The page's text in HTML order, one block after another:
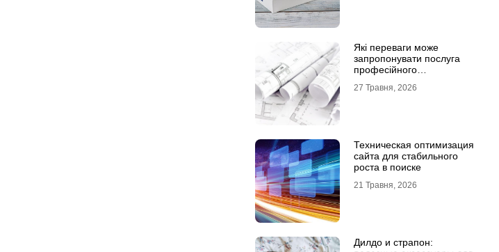
Які переваги може
запропонувати послуга
професійного
27 Травня, 2026
Техническая оптимизация
сайта для стабильного
роста в поиске
21 Травня, 2026
Дилдо и страпон: